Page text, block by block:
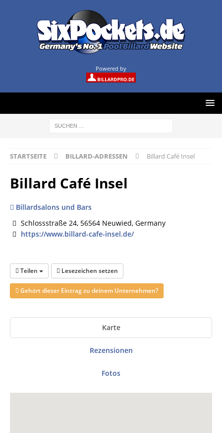
Powered by
STARTSEITE BILLARD-ADRESSEN Billard Café Insel
Billard Café Insel
Billardsalons und Bars
Schlossstraße 24, 56564 Neuwied, Germany
https://www.billard-cafe-insel.de/
Teilen Lesezeichen setzen
Gehört dieser Eintrag zu deinem Unternehmen?
Karte
Rezensionen
Fotos